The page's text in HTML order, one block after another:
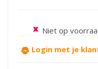
Niet op
Login met je